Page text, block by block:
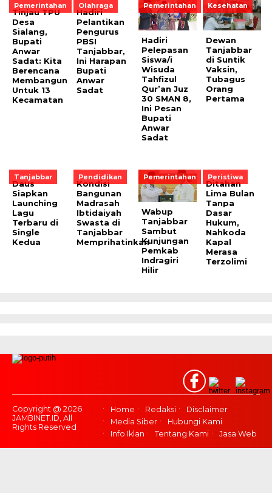
Pemerintahan
Tinjau TPU
Desa
Sialang,
Bupati
Anwar
Sadat: Kita
Berencana
Membangun
Untuk 13
Kecamatan
Olahraga
Hadiri
Pelantikan
Pengurus
PBSI
Tanjabbar,
Ini Harapan
Bupati
Anwar
Sadat
Pemerintahan
Hadiri
Pelepasan
Siswa/i
Wisuda
Tahfizul
Qur’an Juz
30 SMAN 8,
Ini Pesan
Bupati
Anwar
Sadat
Kesehatan
Dewan
Tanjabbar
di Suntik
Vaksin,
Tubagus
Orang
Pertama
Tanjabbar
Daus
Siapkan
Launching
Lagu
Terbaru di
Single
Kedua
Pendidikan
Kondisi
Bangunan
Madrasah
Ibtidaiyah
Swasta di
Tanjabbar
Memprihatinkan
Pemerintahan
Wabup
Tanjabbar
Sambut
Kunjungan
Pemkab
Indragiri
Hilir
Peristiwa
Ditahan
Lima Bulan
Tanpa
Dasar
Hukum,
Nahkoda
Kapal
Merasa
Terzolimi
Copyright @ 2026
JAMBINET.ID, All
Rights Reserved
Home Redaksi
Disclaimer
Media Siber
Hubungi Kami
Info Iklan
Tentang Kami Jasa Web